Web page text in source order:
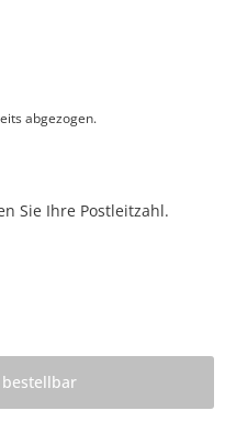
abgezogen.
Sie Ihre Postleitzahl.